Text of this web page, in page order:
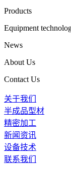
Products
Equipment
News
About Us
Contact Us
关于我们
半成品型材
精密加工
新闻资讯
设备技术
联系我们